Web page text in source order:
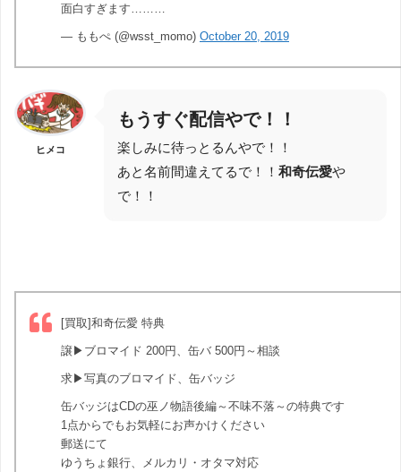
面白すぎます………
— ももぺ (@wsst_momo) October 20, 2019
ヒメコ
もうすぐ配信やで！！
楽しみに待っとるんやで！！
あと名前間違えてるで！！ 和奇伝愛や
で！！
[買取]和奇伝愛 特典
譲▶︎ブロマイド 200円、缶バ 500円～相談
求▶︎写真のブロマイド、缶バッジ
缶バッジはCDの巫ノ物語後編～不味不落～の特典です
1点からでもお気軽にお声かけください
郵送にて
ゆうちょ銀行、メルカリ・オタマ対応